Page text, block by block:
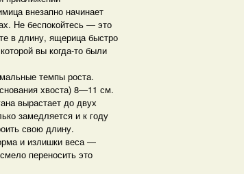
внезапно начинает
Не беспокойтесь — это
в длину, ящерица быстро
вы когда-то были
темпы роста.
хвоста) 8—11 см.
вырастает до двух
замедляется и к году
свою длину.
и излишки веса —
переносить это